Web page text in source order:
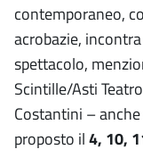
contemporaneo,
acrobazie,
spettacolo,
Scintille/Asti
Costantini –
proposto il4, 10,